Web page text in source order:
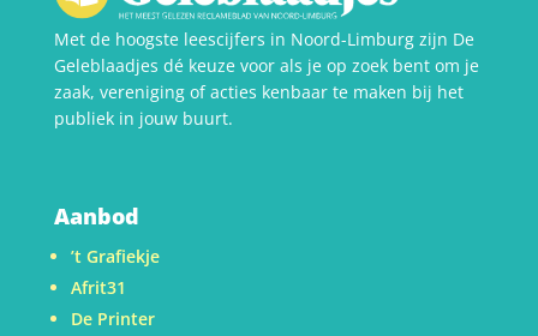
Met de hoogste leescijfers in Noord-Limburg zijn De
Geleblaadjes dé keuze voor als je op zoek bent om je
zaak, vereniging of acties kenbaar te maken bij het
publiek in jouw buurt.
Aanbod
’t Grafiekje
Afrit31
De Printer